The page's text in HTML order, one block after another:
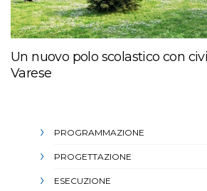
Un nuovo polo scolastico con
Varese
PROGRAMMAZIONE
PROGETTAZIONE
ESECUZIONE